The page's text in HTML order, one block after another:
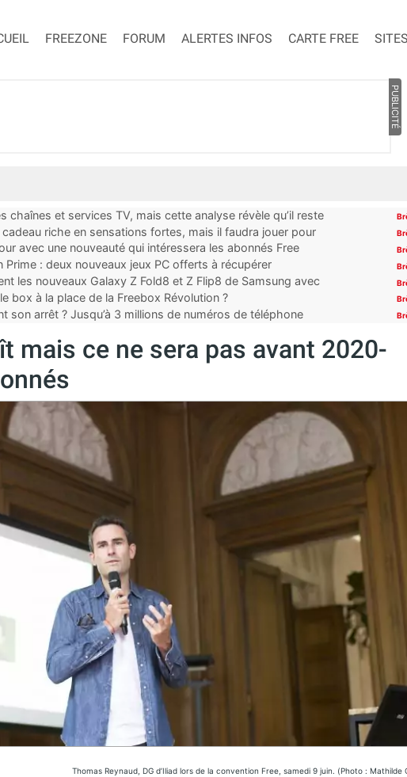
FREEZONE FORUM ALERTES INFOS CARTE FREE
PUBLICITÉ
chaînes et services TV, mais cette analyse révèle qu’il reste
riche en sensations fortes, mais il faudra jouer pour
avec une nouveauté qui intéressera les abonnés Free
: deux nouveaux jeux PC offerts à récupérer
les nouveaux Galaxy Z Fold8 et Z Flip8 de Samsung avec
box à la place de la Freebox Révolution ?
son arrêt ? Jusqu’à 3 millions de numéros de téléphone
mais ce ne sera pas avant 2020-
Thomas Reynaud, DG d’Iliad lors de la convention Free, samedi 9 juin. (Photo : Mathilde